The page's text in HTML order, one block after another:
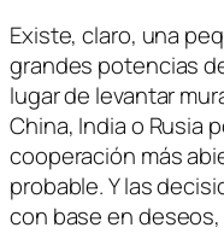
Existe, claro, una
grandes potencias
lugar de levantar
China, India o Rusia
cooperación más
probable. Y las
con base en